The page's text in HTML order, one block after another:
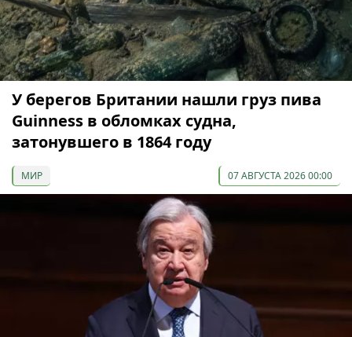
У берегов Британии нашли груз пива
Guinness в обломках судна,
затонувшего в 1864 году
МИР 07 АВГУСТА 2026 00:00